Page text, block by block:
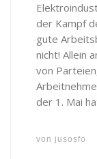
der Kampf
gute
nicht! Allein
von
der 1. Mai
von jusosfo